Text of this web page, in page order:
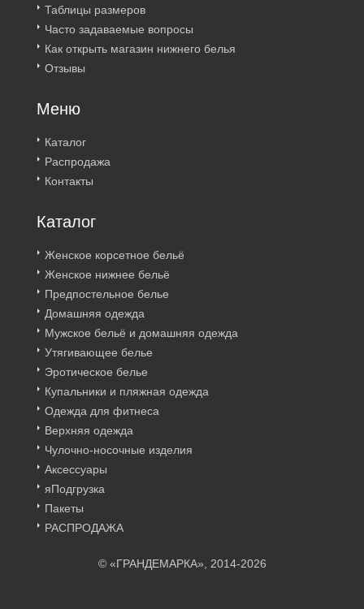
Таблицы размеров
Часто задаваемые вопросы
Как открыть магазин нижнего белья
Отзывы
Меню
Каталог
Распродажа
Контакты
Каталог
Женское корсетное бельё
Женское нижнее бельё
Предпостельное белье
Домашняя одежда
Мужское бельё и домашняя одежда
Утягивающее белье
Эротическое белье
Купальники и пляжная одежда
Одежда для фитнеса
Верхняя одежда
Чулочно-носочные изделия
Аксессуары
яПодгрузка
Пакеты
РАСПРОДАЖА
© «ГРАНДЕМАРКА», 2014-2026